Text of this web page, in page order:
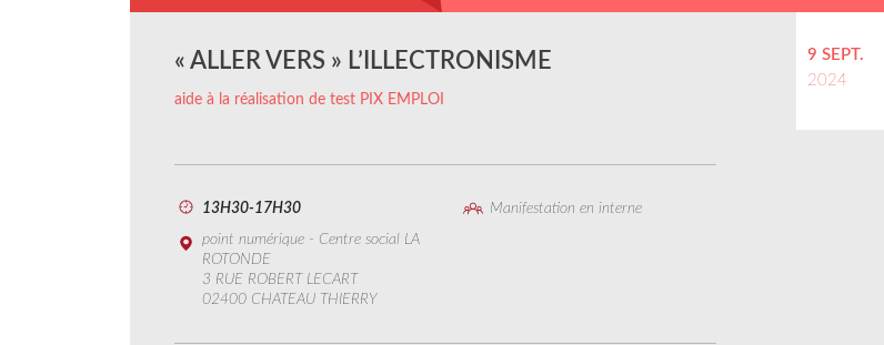
9 SEPT.
2024
« ALLER VERS » L’ILLECTRONISME
aide à la réalisation de test PIX EMPLOI
13H30-17H30
Manifestation en interne
point numérique - Centre social LA
ROTONDE
3 RUE ROBERT LECART
02400 CHATEAU THIERRY